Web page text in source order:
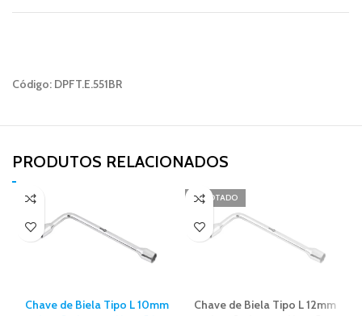
Código: DPFT.E.551BR
PRODUTOS RELACIONADOS​
Chave de Biela Tipo L 10mm
ESGOTADO
Chave de Biela Tipo L 12mm